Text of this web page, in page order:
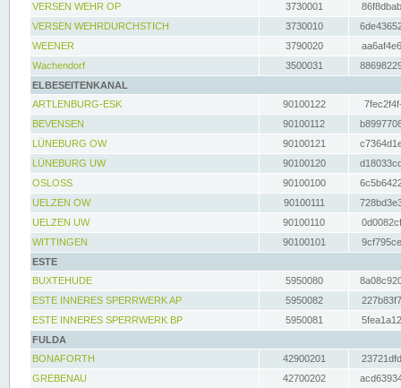
VERSEN WEHR OP
3730001
VERSEN WEHRDURCHSTICH
3730010
WEENER
3790020
Wachendorf
3500031
ELBESEITENKANAL
ARTLENBURG-ESK
90100122
BEVENSEN
90100112
LÜNEBURG OW
90100121
LÜNEBURG UW
90100120
OSLOSS
90100100
UELZEN OW
90100111
UELZEN UW
90100110
WITTINGEN
90100101
ESTE
BUXTEHUDE
5950080
ESTE INNERES SPERRWERK AP
5950082
ESTE INNERES SPERRWERK BP
5950081
FULDA
BONAFORTH
42900201
GREBENAU
42700202